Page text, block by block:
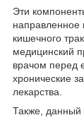
Эти
направленное
кишечного
медицинский
врачом перед
хронические
лекарства.
Также, данный